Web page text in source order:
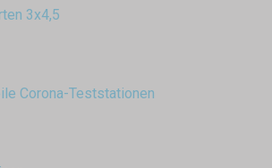
3x4,5
Corona-Teststationen